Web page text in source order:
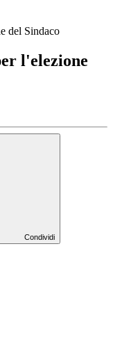
del Sindaco
l'elezione
Condividi